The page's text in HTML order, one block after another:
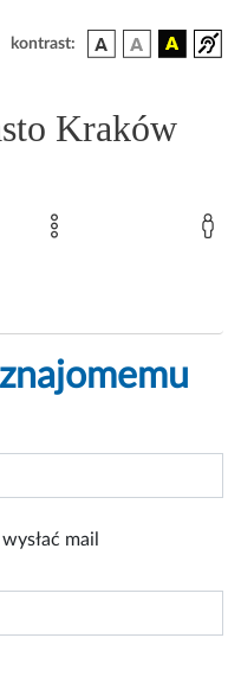
kontrast:
Kraków
mail